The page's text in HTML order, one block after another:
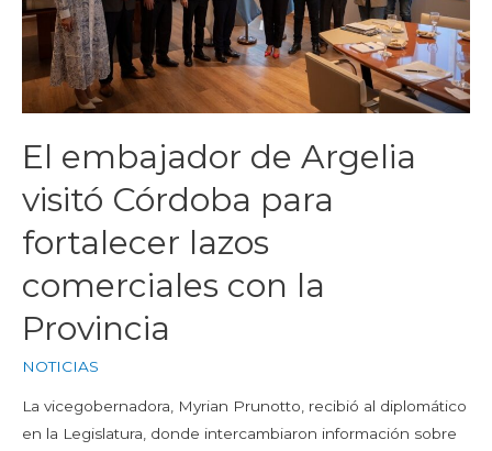
El embajador de Argelia
visitó Córdoba para
fortalecer lazos
comerciales con la
Provincia
NOTICIAS
La vicegobernadora, Myrian Prunotto, recibió al diplomático
en la Legislatura, donde intercambiaron información sobre